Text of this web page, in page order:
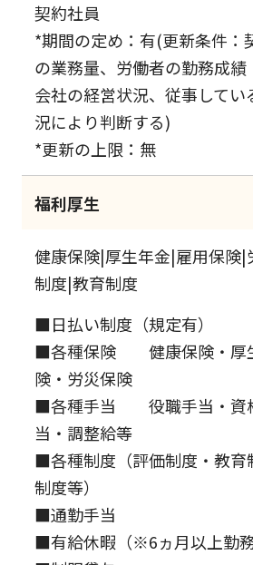
契約社員
*期間の定め：有(更新条件：
の業務量、労働者の勤務成績
会社の経営状況、従事して
況により判断する)
*更新の上限：無
福利厚生
健康保険|厚生年金|雇用保険|
制度|教育制度
■日払い制度（規定有）
■各種保険 健康保険・厚
険・労災保険
■各種手当 役職手当・資
当・調整給等
■各種制度（評価制度・教育
制度等）
■通勤手当
■有給休暇（※6ヵ月以上勤務